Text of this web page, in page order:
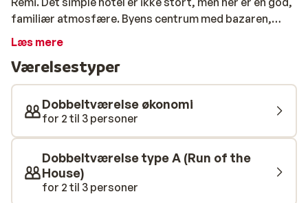
familiær atmosfære. Byens centrum med bazaren,
marinaen og det store udvalg af barer ligger i
centralt. Dagen kan tilbringes på stranden, hvor du
finder et stort udvalg af vandsportsaktiviteter eller
ved hotellets poolområde. Når aftenen falder på kan
du nyde en god middag på hotellet, inden du begiver dig
ud i Alanyas pulserende natteliv.
Læs mere
Værelsestyper
Dobbeltværelse økonomi
for 2 til 3 personer
Dobbeltværelse type A (Run of the
House)
for 2 til 3 personer